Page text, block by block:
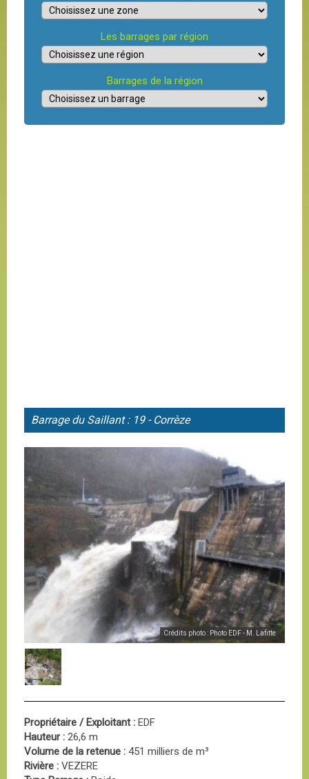
Les barrages par région
Barrages de la région
Barrage du Saillant : 19 - Corrèze
Crédits photo : Photo EDF - M. Lafitte
Propriétaire / Exploitant : EDF
Hauteur : 26,6 m
Volume de la retenue : 451 milliers de m³
Rivière : VEZERE